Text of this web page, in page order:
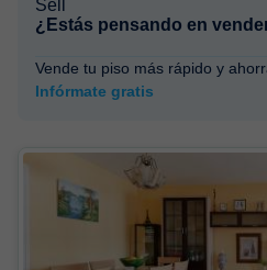
¿Estás pensando en
Vende tu piso más rápido y
Infórmate gratis